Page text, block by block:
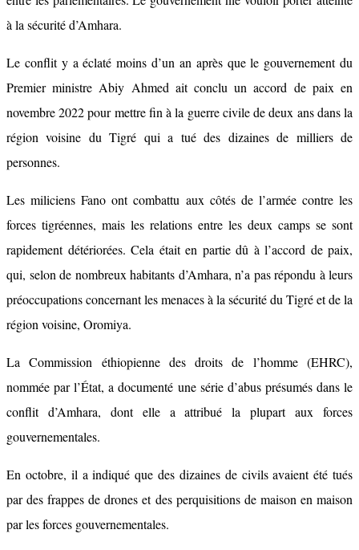
à la sécurité d’Amhara.
Le conflit y a éclaté moins d’un an après que le gouvernement du
Premier ministre Abiy Ahmed ait conclu un accord de paix en
novembre 2022 pour mettre fin à la guerre civile de deux ans dans la
région voisine du Tigré qui a tué des dizaines de milliers de
personnes.
Les miliciens Fano ont combattu aux côtés de l’armée contre les
forces tigréennes, mais les relations entre les deux camps se sont
rapidement détériorées. Cela était en partie dû à l’accord de paix,
qui, selon de nombreux habitants d’Amhara, n’a pas répondu à leurs
préoccupations concernant les menaces à la sécurité du Tigré et de la
région voisine, Oromiya.
La Commission éthiopienne des droits de l’homme (EHRC),
nommée par l’État, a documenté une série d’abus présumés dans le
conflit d’Amhara, dont elle a attribué la plupart aux forces
gouvernementales.
En octobre, il a indiqué que des dizaines de civils avaient été tués
par des frappes de drones et des perquisitions de maison en maison
par les forces gouvernementales.